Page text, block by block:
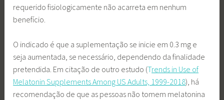
requerido fisiologicamente não acarreta em nenhum
benefício.
O indicado é que a suplementação se inicie em 0.3 mg e
seja aumentada, se necessário, dependendo da finalidade
pretendida. Em citação de outro estudo (Trends in Use of
Melatonin Supplements Among US Adults, 1999-2018), há
recomendação de que as pessoas não tomem melatonina